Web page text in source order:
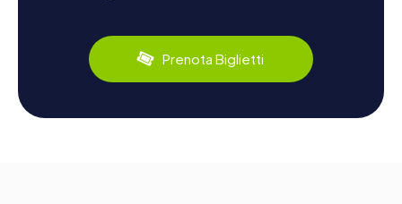
Prenota Biglietti